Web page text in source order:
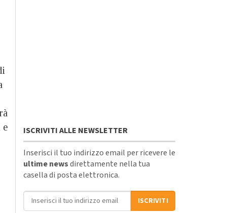
e
ISCRIVITI ALLE NEWSLETTER
Inserisci il tuo indirizzo email per ricevere le
ultime newsdirettamente nella tua
casella di posta elettronica.
Indirizzo email
ISCRIVITI